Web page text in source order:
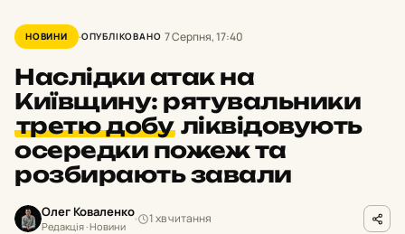
НОВИНИ ОПУБЛІКОВАНО 7 Серпня, 17:40
Наслідки атак на
Київщину: рятувальники
третю добу ліквідовують
осередки пожеж та
розбирають завали
Олег Коваленко
Редакція · Новини
1 хв читання